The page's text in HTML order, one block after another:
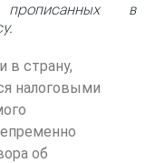
в
в страну,
налоговыми
об